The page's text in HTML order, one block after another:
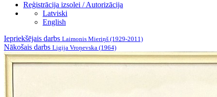
Reģistrācija izsolei / Autorizācija
Latviski
English
Iepriekšējais darbs Laimonis Mieriņš (1929-2011)
Nākošais darbs Ligija Vroņevska (1964)